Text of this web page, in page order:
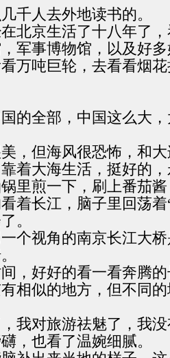
千人去外地读书的。
北京生活了十八年了
军事博物馆，以及好多
万吨巨轮，去看看烟
的全部，中国这么大
，但海风很恐怖，和
着大海生活，挺好的
煎一下，刷上番茄
着长江，脑子里回荡
。
个视角的南京长江大
，好好的看一看奔腾的
相似的地方，但不同的
我对旅游祛魅了，我
，也看了温婉细腻。